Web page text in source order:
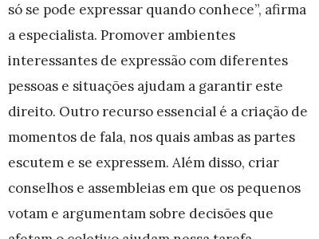
só se pode expressar quando conhece”, afirma
a especialista. Promover ambientes
interessantes de expressão com diferentes
pessoas e situações ajudam a garantir este
direito. Outro recurso essencial é a criação de
momentos de fala, nos quais ambas as partes
escutem e se expressem. Além disso, criar
conselhos e assembleias em que os pequenos
votam e argumentam sobre decisões que